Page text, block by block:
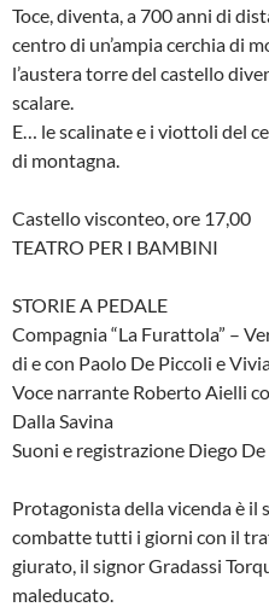
Toce, diventa, a 700 anni di
centro di un’ampia cerchia di
l’austera torre del castello
scalare.
E… le scalinate e i viottoli del
di montagna.
Castello visconteo, ore 17,00
TEATRO PER I BAMBINI
STORIE A PEDALE
Compagnia “La Furattola” –
di e con Paolo De Piccoli e
Voce narrante Roberto Aielli
Dalla Savina
Suoni e registrazione Diego
Protagonista della vicenda è il
combatte tutti i giorni con il
giurato, il signor Gradassi
maleducato.